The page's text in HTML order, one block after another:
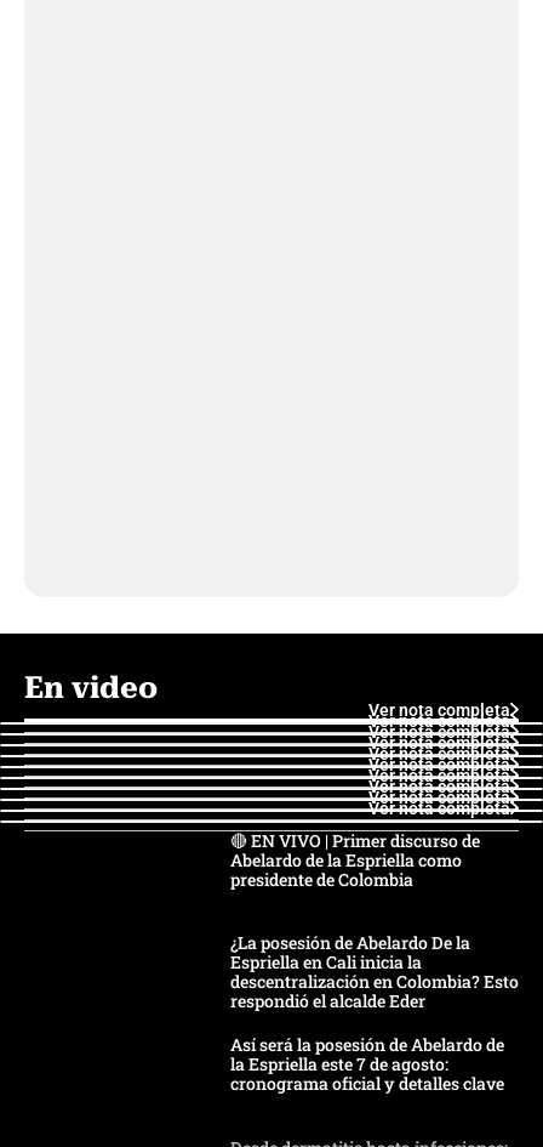
En video
Ver nota completa
Ver nota completa
Ver nota completa
Ver nota completa
Ver nota completa
Ver nota completa
Ver nota completa
Ver nota completa
Ver nota completa
Ver nota completa
🔴 EN VIVO | Primer discurso de
Abelardo de la Espriella como
presidente de Colombia
¿La posesión de Abelardo De la
Espriella en Cali inicia la
descentralización en Colombia? Esto
respondió el alcalde Eder
Así será la posesión de Abelardo de
la Espriella este 7 de agosto:
cronograma oficial y detalles clave